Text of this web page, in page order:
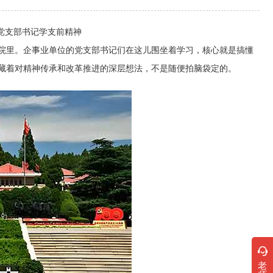
支部书记学支前精神
企事业单位的党支部书记们在这儿围坐着学习，核心就是搞懂
对精神传承和改革推进的深层想法，不是随便拍脑袋定的。
老